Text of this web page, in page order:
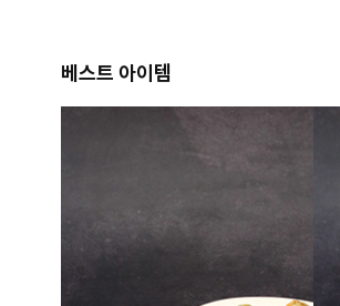
베스트 아이템